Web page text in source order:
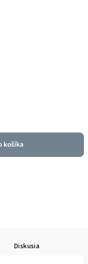
košíka
Diskusia